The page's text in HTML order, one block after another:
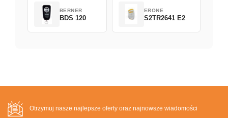
BERNER
BDS 120
ERONE
S2TR2641 E2
Otrzymuj nasze najlepsze oferty oraz najnowsze wiadomości